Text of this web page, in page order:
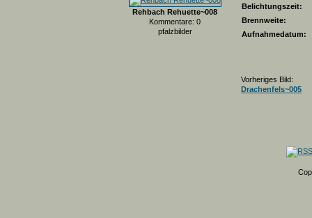
Rehbach Rehuette~008
Kommentare: 0
pfalzbilder
Belichtungszeit:
Brennweite:
Aufnahmedatum:
Vorheriges Bild:
Drachenfels~005